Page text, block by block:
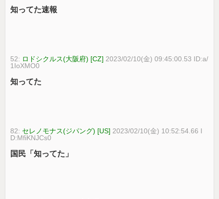
知ってた速報
52: ロドシクルス(大阪府) [CZ] 2023/02/10(金) 09:45:00.53 ID:a/
1IoXMO0
知ってた
82: セレノモナス(ジパング) [US] 2023/02/10(金) 10:52:54.66 I
D:MfiKNJCs0
国民「知ってた」